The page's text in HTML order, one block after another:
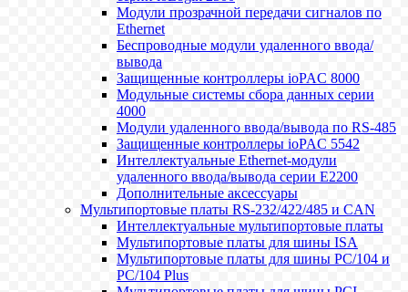
Модули прозрачной передачи сигналов по
Ethernet
Беспроводные модули удаленного ввода/
вывода
Защищенные контроллеры ioPAC 8000
Модульные системы сбора данных серии
4000
Модули удаленного ввода/вывода по RS-485
Защищенные контроллеры ioPAC 5542
Интеллектуальные Ethernet-модули
удаленного ввода/вывода серии E2200
Дополнительные аксессуары
Мультипортовые платы RS-232/422/485 и CAN
Интеллектуальные мультипортовые платы
Мультипортовые платы для шины ISA
Мультипортовые платы для шины PC/104 и
PC/104 Plus